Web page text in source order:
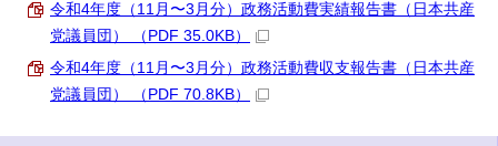
令和4年度（11月〜3月分）政務活動費実績報告書（日本共産
党議員団） （PDF 35.0KB）
令和4年度（11月〜3月分）政務活動費収支報告書（日本共産
党議員団） （PDF 70.8KB）